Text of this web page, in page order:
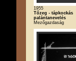
1955
Tőzeg - tápkockás
palántanevelés
Mezőgazdaság